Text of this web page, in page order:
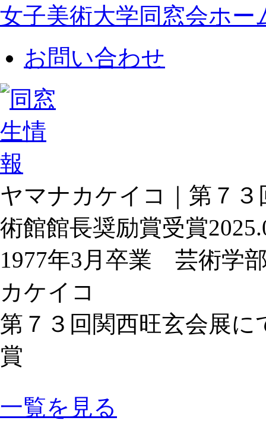
女子美術大学同窓会ホー
お問い合わせ
ヤマナカケイコ｜第７
術館館長奨励賞受賞
1977年3月卒業 芸術学
カケイコ
第７３回関西旺玄会展
賞
一覧を見る